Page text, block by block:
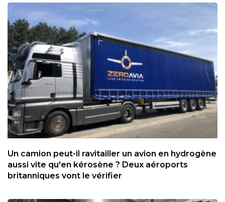
Un camion peut-il ravitailler un avion en hydrogène
aussi vite qu'en kérosène ? Deux aéroports
britanniques vont le vérifier